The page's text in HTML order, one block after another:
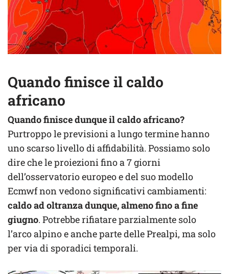
Quando finisce il caldo
africano
Quando finisce dunque il caldo africano?
Purtroppo le previsioni a lungo termine hanno
uno scarso livello di affidabilità. Possiamo solo
dire che le proiezioni fino a 7 giorni
dell’osservatorio europeo e del suo modello
Ecmwf non vedono significativi cambiamenti:
caldo ad oltranza dunque, almeno fino a fine
giugno. Potrebbe rifiatare parzialmente solo
l’arco alpino e anche parte delle Prealpi, ma solo
per via di sporadici temporali.